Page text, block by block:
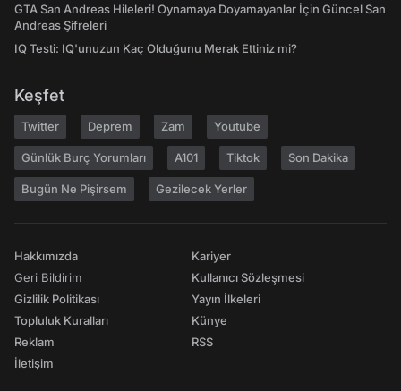
GTA San Andreas Hileleri! Oynamaya Doyamayanlar İçin Güncel San
Andreas Şifreleri
IQ Testi: IQ'unuzun Kaç Olduğunu Merak Ettiniz mi?
Keşfet
Twitter Deprem Zam Youtube
Günlük Burç Yorumları A101 Tiktok Son Dakika
Bugün Ne Pişirsem Gezilecek Yerler
Hakkımızda
Geri Bildirim
Gizlilik Politikası
Topluluk Kuralları
Reklam
İletişim
Kariyer
Kullanıcı Sözleşmesi
Yayın İlkeleri
Künye
RSS